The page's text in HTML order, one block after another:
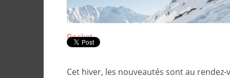
Pocket
Cet hiver, les nouveautés sont au rendez-